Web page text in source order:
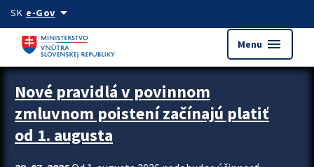
Preskocit na hlavný obsah
SK e-Govarrow_drop_down
Menu menu
Zastavit automatický posun upútavok
Nové pravidlá v povinnom
zmluvnom poistení začínajú platiť
od 1. augusta